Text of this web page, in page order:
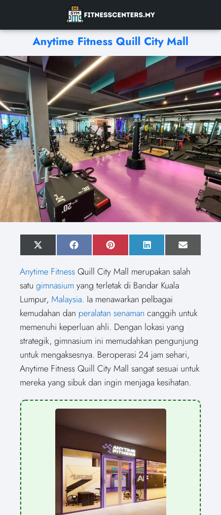
Anytime Fitness Quill City Mall
S
h
r
e
o
n
X
(
w
i
t
t
e
r
)
S
h
r
o
n
F
a
e
o
o
k
S
h
r
o
n
P
i
t
r
e
s
t
S
h
r
e
o
n
L
i
k
e
d
I
n
S
h
r
E
m
i
Anytime FitnessQuill City Mall merupakan salah
satu gimnasium yang terletak di Bandar Kuala
Lumpur, Malaysia. Ia menawarkan pelbagai
kemudahan dan peralatan senaman canggih untuk
memenuhi keperluan ahli. Dengan lokasi yang
strategik, gimnasium ini memudahkan pengunjung
untuk mengaksesnya. Beroperasi 24 jam sehari,
Anytime Fitness Quill City Mall sangat sesuai untuk
mereka yang sibuk dan ingin menjaga kesihatan.